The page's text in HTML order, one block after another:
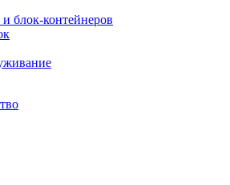
блок-контейнеров